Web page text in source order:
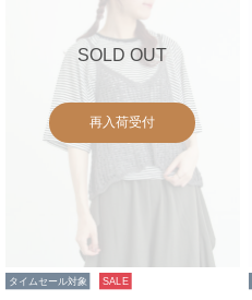
SOLD OUT
再入荷受付
タイムセール対象 SALE